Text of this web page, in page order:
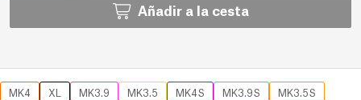
Añadir a la cesta
MK4 XL MK3.9 MK3.5 MK4S MK3.9S
MK3.5S